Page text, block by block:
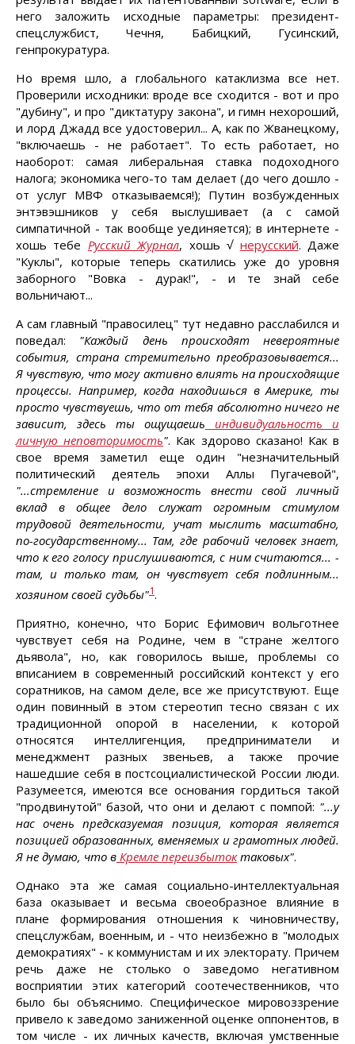
него заложить исходные параметры: президент-
спецслужбист, Чечня, Бабицкий, Гусинский,
генпрокуратура.
Но время шло, а глобального катаклизма все нет.
Проверили исходники: вроде все сходится - вот и про
"дубину", и про "диктатуру закона", и гимн нехороший,
и лорд Джадд все удостоверил... А, как по Жванецкому,
"включаешь - не работает". То есть работает, но
наоборот: самая либеральная ставка подоходного
налога; экономика чего-то там делает (до чего дошло -
от услуг МВФ отказываемся!); Путин возбужденных
энтэвэшников у себя выслушивает (а с самой
симпатичной - так вообще уединяется); в интернете -
хошь тебе Русский Журнал, хошь √ нерусский. Даже
"Куклы", которые теперь скатились уже до уровня
заборного "Вовка - дурак!", - и те знай себе
вольничают...
А сам главный "правосилец" тут недавно расслабился и
поведал: "Каждый день происходят невероятные
события, страна стремительно преобразовывается...
Я чувствую, что могу активно влиять на происходящие
процессы. Например, когда находишься в Америке, ты
просто чувствуешь, что от тебя абсолютно ничего не
зависит, здесь ты ощущаешь индивидуальность и
личную неповторимость". Как здорово сказано! Как в
свое время заметил еще один "незначительный
политический деятель эпохи Аллы Пугачевой",
"...стремление и возможность внести свой личный
вклад в общее дело служат огромным стимулом
трудовой деятельности, учат мыслить масштабно,
по-государственному... Там, где рабочий человек знает,
что к его голосу прислушиваются, с ним считаются... -
там, и только там, он чувствует себя подлинным...
хозяином своей судьбы"1.
Приятно, конечно, что Борис Ефимович вольготнее
чувствует себя на Родине, чем в "стране желтого
дьявола", но, как говорилось выше, проблемы со
вписанием в современный российский контекст у его
соратников, на самом деле, все же присутствуют. Еще
один повинный в этом стереотип тесно связан с их
традиционной опорой в населении, к которой
относятся интеллигенция, предприниматели и
менеджмент разных звеньев, а также прочие
нашедшие себя в постсоциалистической России люди.
Разумеется, имеются все основания гордиться такой
"продвинутой" базой, что они и делают с помпой: "...у
нас очень предсказуемая позиция, которая является
позицией образованных, вменяемых и грамотных людей.
Я не думаю, что в Кремле переизбытоктаковых".
Однако эта же самая социально-интеллектуальная
база оказывает и весьма своеобразное влияние в
плане формирования отношения к чиновничеству,
спецслужбам, военным, и - что неизбежно в "молодых
демократиях" - к коммунистам и их электорату. Причем
речь даже не столько о заведомо негативном
восприятии этих категорий соотечественников, что
было бы объяснимо. Специфическое мировоззрение
привело к заведомо заниженной оценке оппонентов, в
том числе - их личных качеств, включая умственные